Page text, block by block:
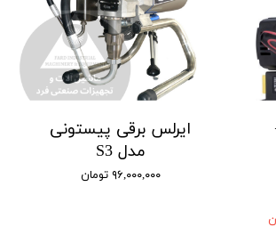
ایرلس برقی پیستونی
مدل S3
۹۶,۰۰۰,۰۰۰ تومان